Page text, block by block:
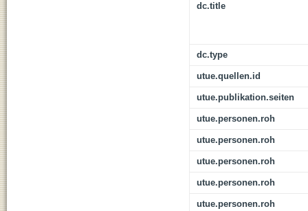
dc.title
dc.type
utue.quellen.id
utue.publikation.seiten
utue.personen.roh
utue.personen.roh
utue.personen.roh
utue.personen.roh
utue.personen.roh